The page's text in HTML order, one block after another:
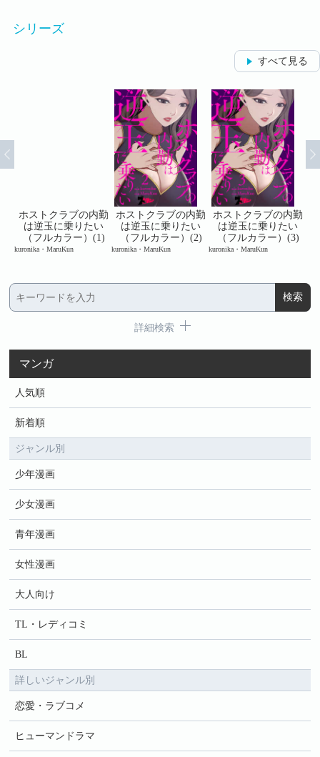
シリーズ
すべて見る
ホストクラブの内勤
は逆玉に乗りたい
（フルカラー）(1)
kuronika・MaruKun
ホストクラブの内勤
は逆玉に乗りたい
（フルカラー）(2)
kuronika・MaruKun
ホストクラブの内勤
は逆玉に乗りたい
（フルカラー）(3)
kuronika・MaruKun
詳細検索
マンガ
人気順
新着順
ジャンル別
少年漫画
少女漫画
青年漫画
女性漫画
大人向け
TL・レディコミ
BL
詳しいジャンル別
恋愛・ラブコメ
ヒューマンドラマ